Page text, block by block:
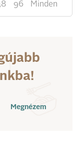
96 Minden
Megnézem